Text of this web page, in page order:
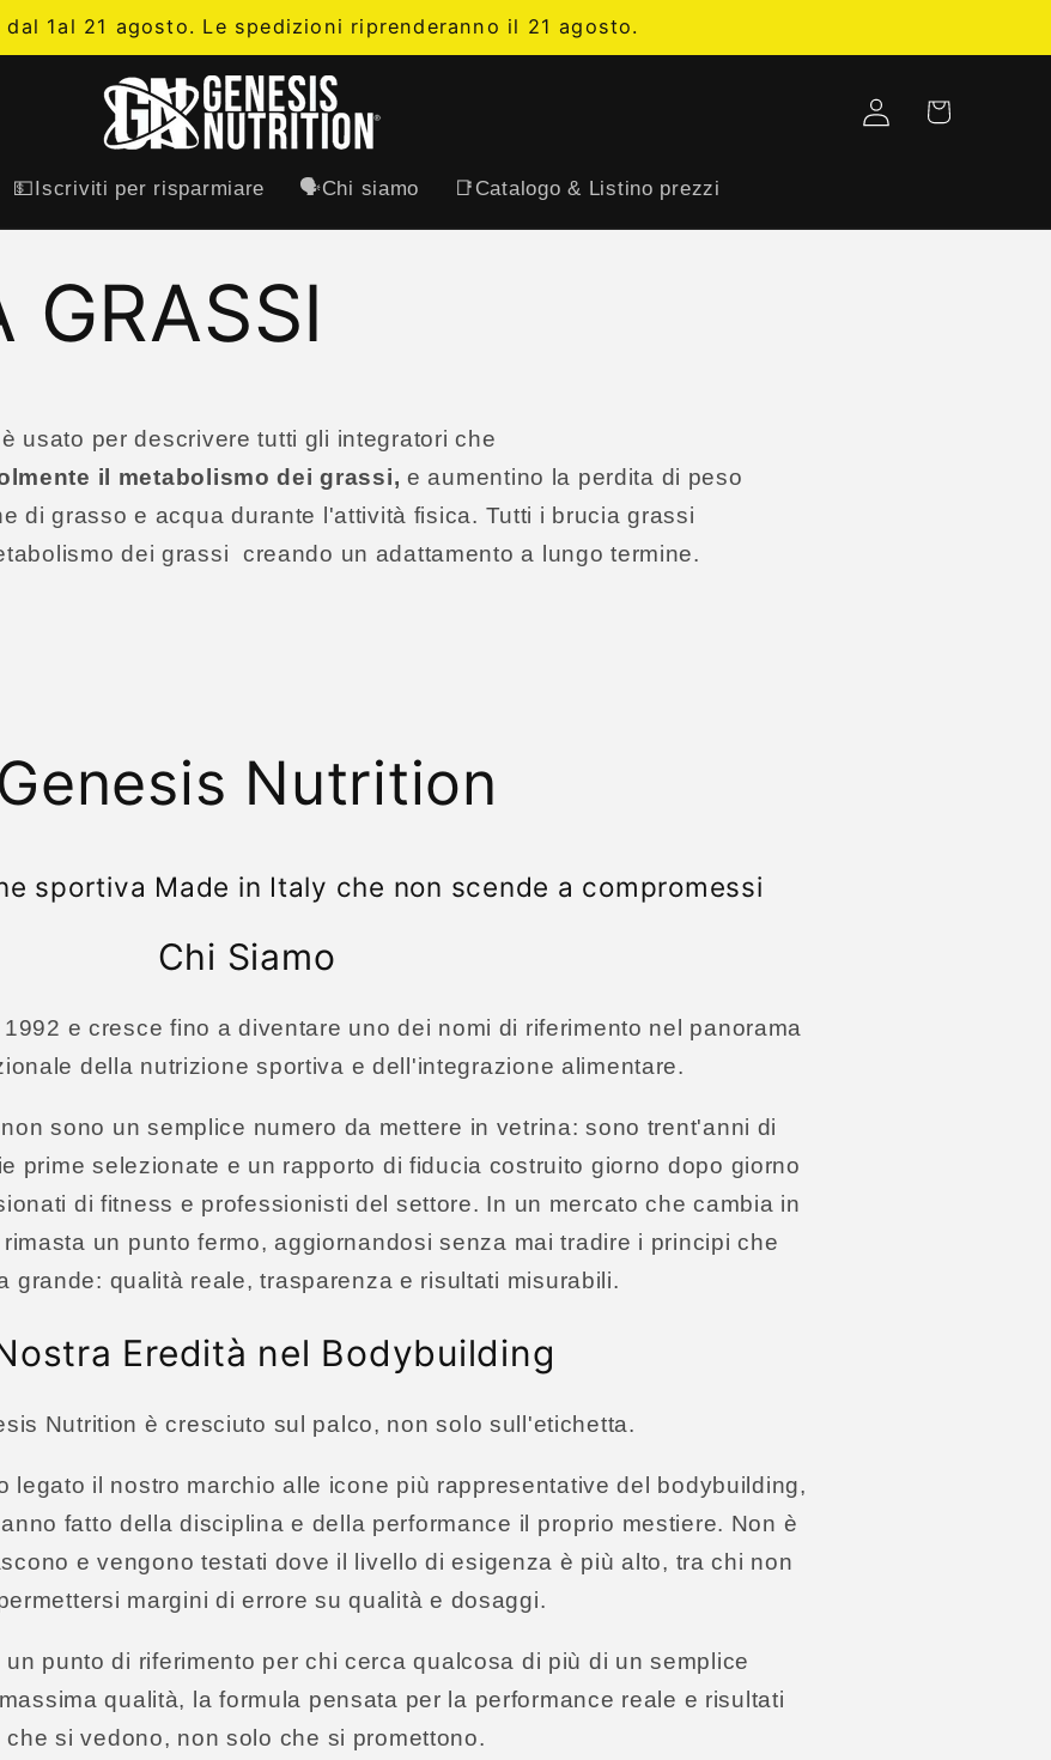
dal 1al 21 agosto. Le spedizioni riprenderanno il 21 agosto.
💵Iscriviti per risparmiare 🗣️Chi siamo 📑Catalogo & Listino prezzi
Log
in
Cart
GRASSI
usato per descrivere tutti gli integratori che
il metabolismo dei grassi,e aumentino la perdita di peso
di grasso e acqua durante l'attività fisica. Tutti i brucia grassi
dei grassi creando un adattamento a lungo termine.
Genesis Nutrition
sportiva Made in Italy che non scende a compromessi
Chi Siamo
e cresce fino a diventare uno dei nomi di riferimento nel panorama
della nutrizione sportiva e dell'integrazione alimentare.
sono un semplice numero da mettere in vetrina: sono trent'anni di
prime selezionate e un rapporto di fiducia costruito giorno dopo giorno
di fitness e professionisti del settore. In un mercato che cambia in
un punto fermo, aggiornandosi senza mai tradire i principi che
grande: qualità reale, trasparenza e risultati misurabili.
Eredità nel Bodybuilding
Nutrition è cresciuto sul palco, non solo sull'etichetta.
legato il nostro marchio alle icone più rappresentative del bodybuilding,
fatto della disciplina e della performance il proprio mestiere. Non è
e vengono testati dove il livello di esigenza è più alto, tra chi non
margini di errore su qualità e dosaggi.
punto di riferimento per chi cerca qualcosa di più di un semplice
qualità, la formula pensata per la performance reale e risultati
che si vedono, non solo che si promettono.